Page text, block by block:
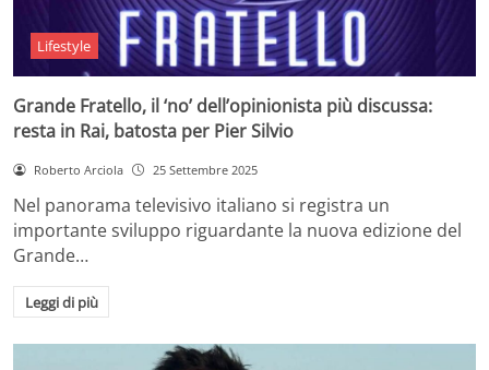
Lifestyle
Grande Fratello, il ‘no’ dell’opinionista più discussa:
resta in Rai, batosta per Pier Silvio
Roberto Arciola 25 Settembre 2025
Nel panorama televisivo italiano si registra un
importante sviluppo riguardante la nuova edizione del
Grande…
Leggi di più